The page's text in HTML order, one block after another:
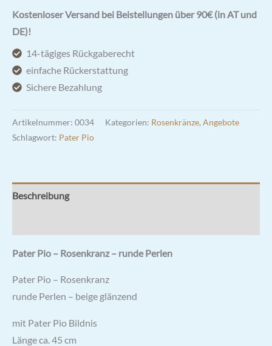
Kostenloser Versand bei Beistellungen über 90€ (in AT und
DE)!
14-tägiges Rückgaberecht
einfache Rückerstattung
Sichere Bezahlung
Artikelnummer: 0034 Kategorien: Rosenkränze, Angebote
Schlagwort: Pater Pio
Beschreibung
Pater Pio – Rosenkranz – runde Perlen
Pater Pio – Rosenkranz
runde Perlen – beige glänzend
mit Pater Pio Bildnis
Länge ca. 45 cm